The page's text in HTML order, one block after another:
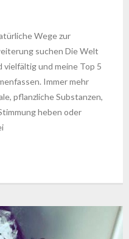
Wege zur
suchen Die Welt
und meine Top 5
Immer mehr
pflanzliche Substanzen,
heben oder